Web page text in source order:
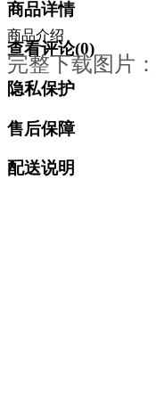
商品详情
查看评论(0)
隐私保护
售后保障
配送说明
商品介绍
完整下载图片：